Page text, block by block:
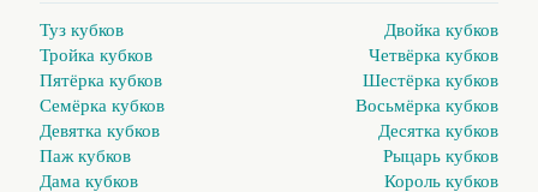
Туз кубков
Двойка кубков
Тройка кубков
Четвёрка кубков
Пятёрка кубков
Шестёрка кубков
Семёрка кубков
Восьмёрка кубков
Девятка кубков
Десятка кубков
Паж кубков
Рыцарь кубков
Дама кубков
Король кубков